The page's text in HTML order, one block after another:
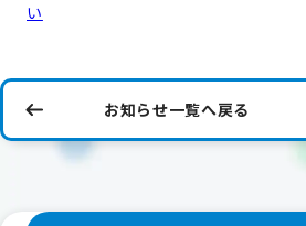
い
お知らせ一覧へ戻る